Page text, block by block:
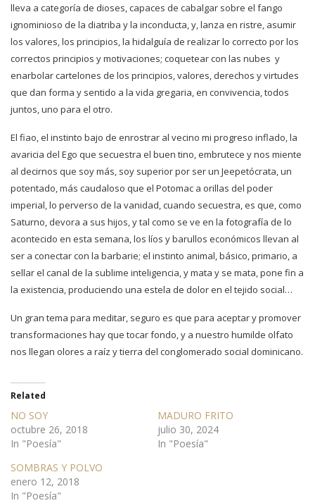
lleva a categoría de dioses, capaces de cabalgar sobre el fango
ignominioso de la diatriba y la inconducta, y, lanza en ristre, asumir
los valores, los principios, la hidalguía de realizar lo correcto porlos
correctos principios y motivaciones; coquetear con las nubes y
enarbolar cartelones de los principios, valores, derechos y virtudes
que dan forma y sentido a la vida gregaria, en convivencia, todos
juntos, uno para el otro.
El fiao, el instinto bajo de enrostrar al vecino mi progreso inflado, la
avaricia del Ego que secuestra el buen tino, embrutece y nos miente
al decirnos que soy más, soy superior por ser un Jeepetócrata, un
potentado, más caudaloso que el Potomac a orillas del poder
imperial, lo perverso de la vanidad, cuando secuestra, es que, como
Saturno, devora a sus hijos, y tal como se ve en la fotografía de lo
acontecido en esta semana, los líos y barullos económicos llevan al
ser a conectar con la barbarie; el instinto animal, básico, primario, a
sellar el canal de la sublime inteligencia, y mata y se mata, pone fin a
la existencia, produciendo una estela de dolor en el tejido social…
Un gran tema para meditar, seguro es que para aceptar y promover
transformaciones hay que tocar fondo, y a nuestro humilde olfato
nos llegan olores a raíz y tierra del conglomerado social dominicano.
Related
NO SOY
octubre 26, 2018
In "Poesía"
MADURO FRITO
julio 30, 2024
In "Poesía"
SOMBRAS Y POLVO
enero 12, 2018
In "Poesía"